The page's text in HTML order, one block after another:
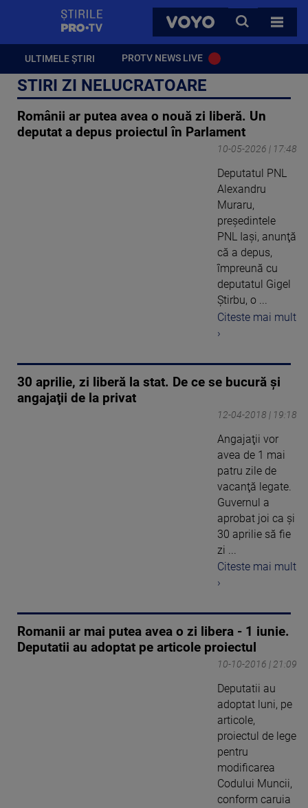
VOYO
CAUTA
TOATE
ULTIMELE ȘTIRI PROTV NEWS LIVE
STIRI ZI NELUCRATOARE
Românii ar putea avea o nouă zi liberă. Un
deputat a depus proiectul în Parlament
10-05-2026 | 17:48
Deputatul PNL
Alexandru
Muraru,
preşedintele
PNL Iaşi, anunţă
că a depus,
împreună cu
deputatul Gigel
Ştirbu, o ...
Citeste mai mult
›
30 aprilie, zi liberă la stat. De ce se bucură şi
angajaţii de la privat
12-04-2018 | 19:18
Angajaţii vor
avea de 1 mai
patru zile de
vacanţă legate.
Guvernul a
aprobat joi ca şi
30 aprilie să fie
zi ...
Citeste mai mult
›
Romanii ar mai putea avea o zi libera - 1 iunie.
Deputatii au adoptat pe articole proiectul
10-10-2016 | 21:09
Deputatii au
adoptat luni, pe
articole,
proiectul de lege
pentru
modificarea
Codului Muncii,
conform caruia